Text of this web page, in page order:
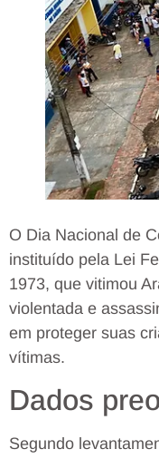
O Dia Nacional de
instituído pela Lei
1973, que vitimou
violentada e
em proteger suas
vítimas.
Dados
Segundo